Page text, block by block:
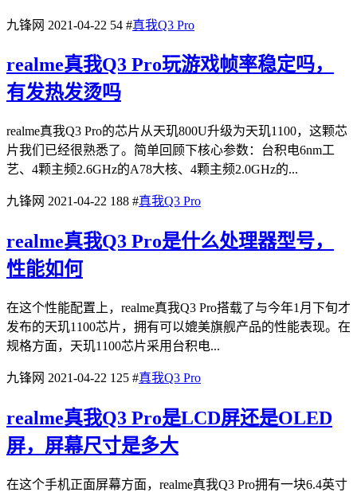
九锋网 2021-04-22 54 #真我Q3 Pro
realme真我Q3 Pro玩游戏帧率稳定吗，
有发热发烫吗
realme真我Q3 Pro的芯片从天玑800U升级为天玑1100，这颗芯
片我们已经很熟悉了。简单回顾下核心参数：台积电6nm工
艺、4颗主频2.6GHz的A78大核、4颗主频2.0GHz的...
九锋网 2021-04-22 188 #真我Q3 Pro
realme真我Q3 Pro是什么处理器型号，
性能如何
在这个性能配置上，realme真我Q3 Pro搭载了与今年1月下旬才
发布的天玑1100芯片，拥有可以媲美旗舰产品的性能表现。在
规格方面，天玑1100芯片采用台积电...
九锋网 2021-04-22 125 #真我Q3 Pro
realme真我Q3 Pro是LCD屏还是OLED
屏，屏幕尺寸是多大
在这个手机正面屏幕方面，realme真我Q3 Pro拥有一块6.4英寸